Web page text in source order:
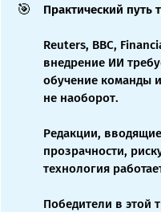
🎯 Практический
Reuters, BBC,
внедрение ИИ
обучение команды
не наоборот.
Редакции,
прозрачности,
технология
Победители в этой